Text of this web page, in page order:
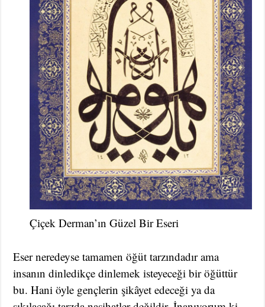
Çiçek Derman’ın Güzel Bir Eseri
Eser neredeyse tamamen öğüt tarzındadır ama
insanın dinledikçe dinlemek isteyeceği bir öğüttür
bu. Hani öyle gençlerin şikâyet edeceği ya da